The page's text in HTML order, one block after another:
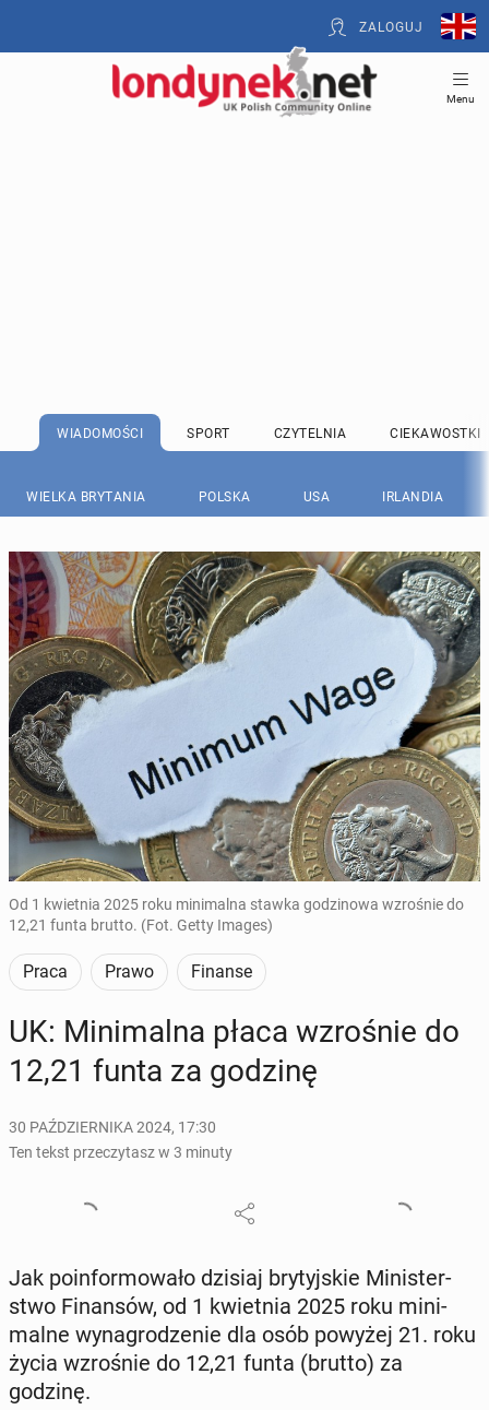
ZALOGUJ
Menu
WIADOMOŚCI SPORT CZYTELNIA CIEKAWOSTKI
WIELKA BRYTANIA POLSKA USA IRLANDIA
Od 1 kwietnia 2025 roku minimalna stawka godzinowa wzrośnie do
12,21 funta brutto. (Fot. Getty Images)
Praca Prawo Finanse
UK: Mi­ni­mal­na płaca wzro­śnie do
12,21 funta za godzinę
30 PAŹDZIERNIKA 2024, 17:30
Ten tekst przeczytasz w 3 minuty
Jak po­in­for­mo­wa­ło dzisiaj bry­tyj­skie Mi­ni­ster­
stwo Fi­nan­sów, od 1 kwiet­nia 2025 roku mi­ni­
mal­ne wy­na­gro­dze­nie dla osób powyżej 21. roku
życia wzro­śnie do 12,21 funta (brutto) za
godzinę.